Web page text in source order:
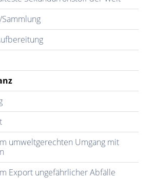
umweltgerechten Umgang mit
Export ungefährlicher Abfälle